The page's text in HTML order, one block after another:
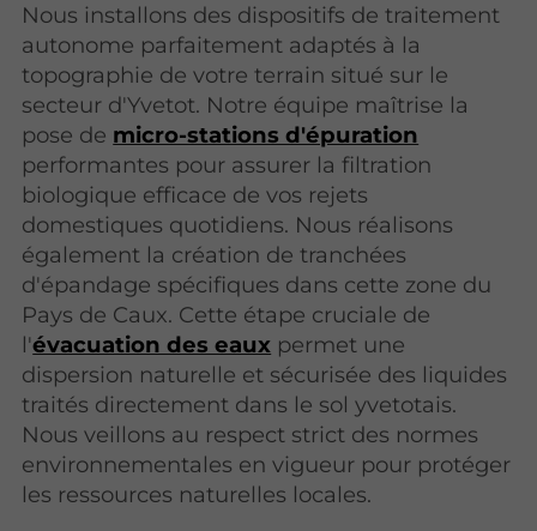
Nous installons des dispositifs de traitement
autonome parfaitement adaptés à la
topographie de votre terrain situé sur le
secteur d'Yvetot. Notre équipe maîtrise la
pose de micro-stations d'épuration
performantes pour assurer la filtration
biologique efficace de vos rejets
domestiques quotidiens. Nous réalisons
également la création de tranchées
d'épandage spécifiques dans cette zone du
Pays de Caux. Cette étape cruciale de
l'évacuation des eaux permet une
dispersion naturelle et sécurisée des liquides
traités directement dans le sol yvetotais.
Nous veillons au respect strict des normes
environnementales en vigueur pour protéger
les ressources naturelles locales.